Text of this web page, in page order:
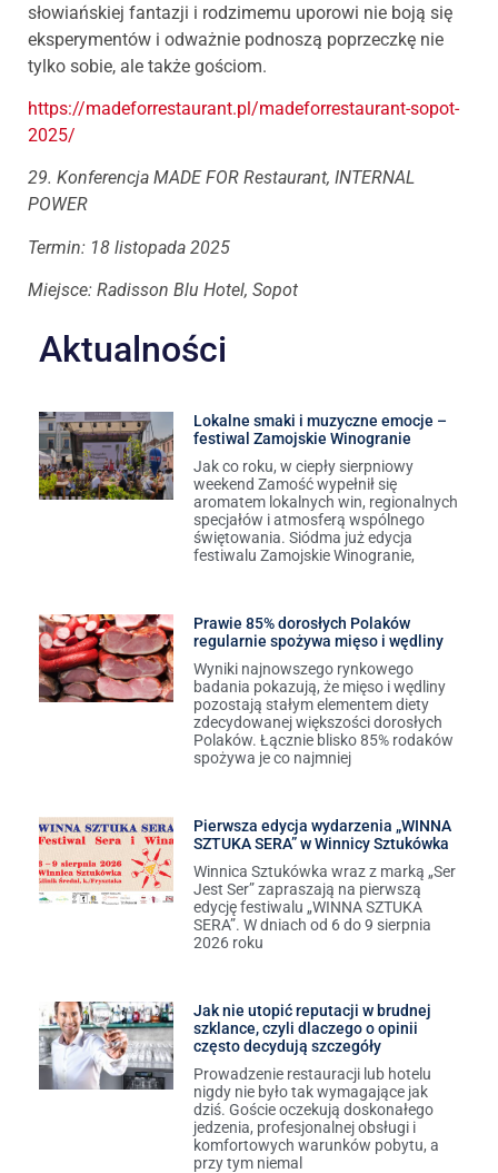
słowiańskiej fantazji i rodzimemu uporowi nie boją się
eksperymentów i odważnie podnoszą poprzeczkę nie
tylko sobie, ale także gościom.
https://madeforrestaurant.pl/madeforrestaurant-sopot-
2025/
29. Konferencja MADE FOR Restaurant, INTERNAL
POWER
Termin: 18 listopada 2025
Miejsce: Radisson Blu Hotel, Sopot
Aktualności
Lokalne smaki i muzyczne emocje –
festiwal Zamojskie Winogranie
Jak co roku, w ciepły sierpniowy
weekend Zamość wypełnił się
aromatem lokalnych win, regionalnych
specjałów i atmosferą wspólnego
świętowania. Siódma już edycja
festiwalu Zamojskie Winogranie,
Prawie 85% dorosłych Polaków
regularnie spożywa mięso i wędliny
Wyniki najnowszego rynkowego
badania pokazują, że mięso i wędliny
pozostają stałym elementem diety
zdecydowanej większości dorosłych
Polaków. Łącznie blisko 85% rodaków
spożywa je co najmniej
Pierwsza edycja wydarzenia „WINNA
SZTUKA SERA” w Winnicy Sztukówka
Winnica Sztukówka wraz z marką „Ser
Jest Ser” zapraszają na pierwszą
edycję festiwalu „WINNA SZTUKA
SERA”. W dniach od 6 do 9 sierpnia
2026 roku
Jak nie utopić reputacji w brudnej
szklance, czyli dlaczego o opinii
często decydują szczegóły
Prowadzenie restauracji lub hotelu
nigdy nie było tak wymagające jak
dziś. Goście oczekują doskonałego
jedzenia, profesjonalnej obsługi i
komfortowych warunków pobytu, a
przy tym niemal